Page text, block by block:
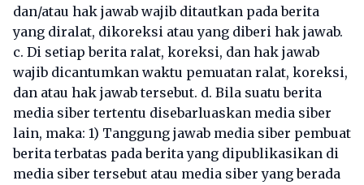
dan/atau hak jawab wajib ditautkan pada berita
yang diralat, dikoreksi atau yang diberi hak jawab.
c. Di setiap berita ralat, koreksi, dan hak jawab
wajib dicantumkan waktu pemuatan ralat, koreksi,
dan atau hak jawab tersebut. d. Bila suatu berita
media siber tertentu disebarluaskan media siber
lain, maka: 1) Tanggung jawab media siber pembuat
berita terbatas pada berita yang dipublikasikan di
media siber tersebut atau media siber yang berada